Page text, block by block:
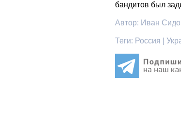
бандитов был
Автор: Иван
Теги: Россия |